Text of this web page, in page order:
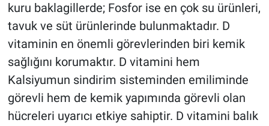
kuru baklagillerde; Fosfor ise en çok su ürünleri,
tavuk ve süt ürünlerinde bulunmaktadır. D
vitaminin en önemli görevlerinden biri kemik
sağlığını korumaktır. D vitamini hem
Kalsiyumun sindirim sisteminden emiliminde
görevli hem de kemik yapımında görevli olan
hücreleri uyarıcı etkiye sahiptir. D vitamini balık